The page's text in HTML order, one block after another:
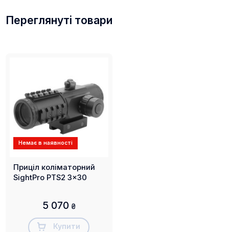
Переглянуті товари
Немає в наявності
Приціл коліматорний
SightPro PTS2 3x30
5 070 ₴
Купити